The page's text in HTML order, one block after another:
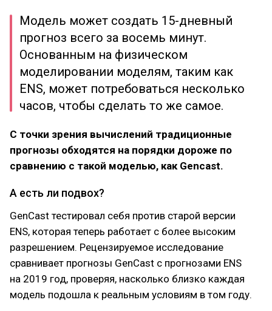
Модель может создать 15-дневный
прогноз всего за восемь минут.
Основанным на физическом
моделировании моделям, таким как
ENS, может потребоваться несколько
часов, чтобы сделать то же самое.
С точки зрения вычислений традиционные
прогнозы обходятся на порядки дороже по
сравнению с такой моделью, как Gencast.
А есть ли подвох?
GenCast тестировал себя против старой версии
ENS, которая теперь работает с более высоким
разрешением. Рецензируемое исследование
сравнивает прогнозы GenCast с прогнозами ENS
на 2019 год, проверяя, насколько близко каждая
модель подошла к реальным условиям в том году.